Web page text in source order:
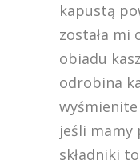
kapustą
została mi
obiadu
odrobina
wyśmienite
jeśli mamy
składniki